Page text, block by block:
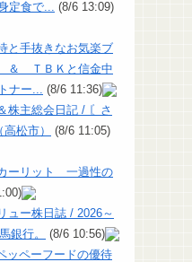
定食で...
(8/6 13:09)
と手抜きなお気楽ブ
＆ ＴＢＫと信金中
ナー...
(8/6 11:36)
株主総会日記 / 〘さ
松市）
(8/6 11:05)
ーリット 一過性の
ュー株日誌 / 2026～
銀行。
(8/6 10:56)
ッペーフードの優待